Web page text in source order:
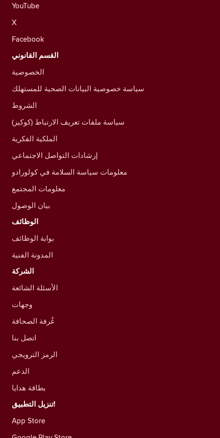
YouTube
X
Facebook
القسم القانوني
الخصوصية
سياسة خصوصية البيانات الصحية للمستهلك
الشروط
سياسة ملفات تعريف الارتباط (كوكيز)
الملكية الفكرية
إرشادات التواصل الاجتماعي
معلومات سياسة السلامة في كولورادو
معلومات المجتمع
بيان الوصول
الوظائف
بوابة الوظائف
المدونة الفنية
الشركة
الأسئلة الشائعة
وجهات
غُرفة الصحافة
اتصل بنا
الرمز الترويجي
الدعم
بطاقة هدايا
تنزيل التطبيق!
App Store